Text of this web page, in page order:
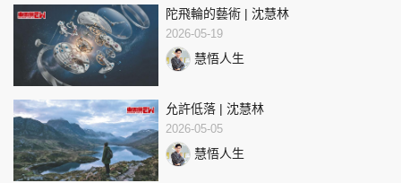
陀飛輪的藝術 | 沈慧林
2026-05-19
慧悟人生
允許低落 | 沈慧林
2026-05-05
慧悟人生